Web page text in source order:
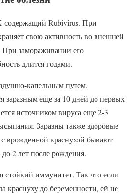
содержащий Rubivirus. При
свою активность во внешней
При замораживании его
длится годами.
капельным путем.
заразным еще за 10 дней до первых
источником вируса еще 2-3
Заразны также здоровые
врожденной краснухой бывают
2 лет после рождения.
стойкий иммунитет. Так что если
краснуху до беременности, ей не